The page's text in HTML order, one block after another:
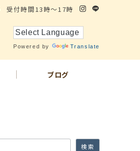
受付時間13時～17時
Powered by Translate
ブログ
検索